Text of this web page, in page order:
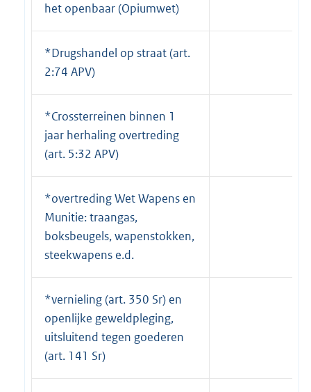
het openbaar (Opiumwet)
*Drugshandel op straat (art.
2:74 APV)
*Crossterreinen binnen 1
jaar herhaling overtreding
(art. 5:32 APV)
*overtreding Wet Wapens en
Munitie: traangas,
boksbeugels, wapenstokken,
steekwapens e.d.
*vernieling (art. 350 Sr) en
openlijke geweldpleging,
uitsluitend tegen goederen
(art. 141 Sr)